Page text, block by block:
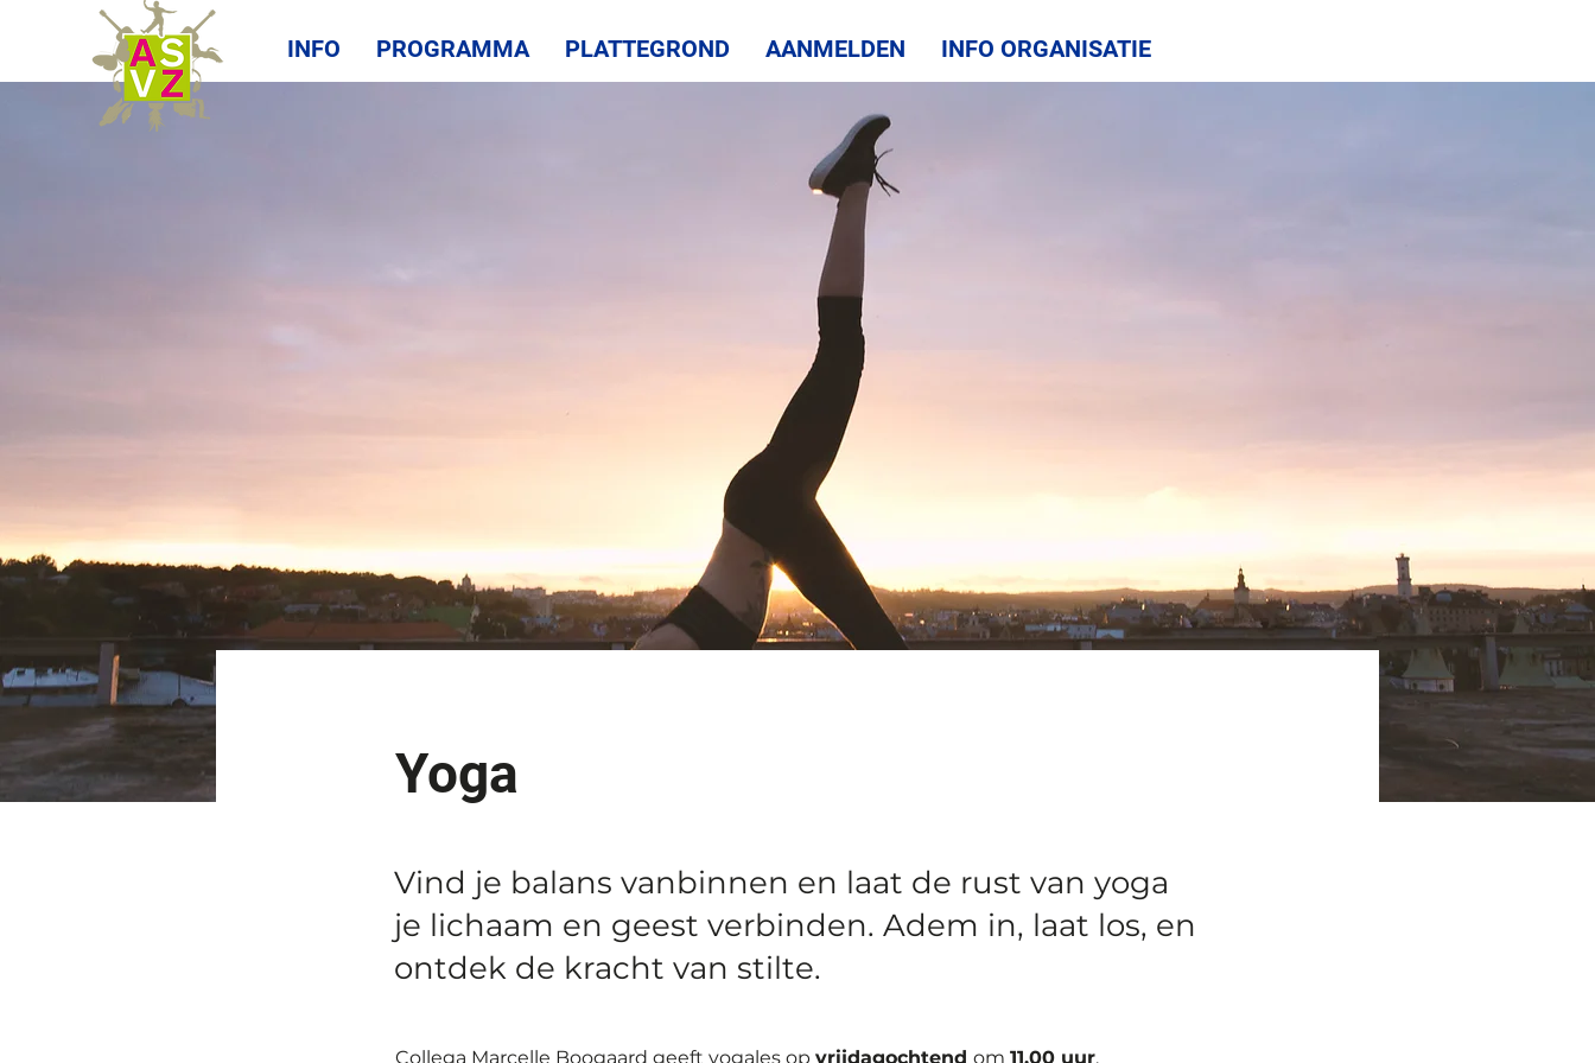
INFO PROGRAMMA PLATTEGROND AANMELDEN INFO ORGANISATIE
Yoga
Vind je balans vanbinnen en laat de rust van yoga
je lichaam en geest verbinden. Adem in, laat los, en
ontdek de kracht van stilte.
Collega Marcelle Boogaard geeft yogales op vrijdagochtend om 11.00 uur.